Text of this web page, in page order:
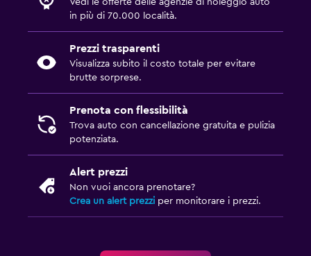
Vedi le offerte delle agenzie di noleggio auto
in più di 70.000 località.
Prezzi trasparenti
Visualizza subito il costo totale per evitare
brutte sorprese.
Prenota con flessibilità
Trova auto con cancellazione gratuita e pulizia
potenziata.
Alert prezzi
Non vuoi ancora prenotare?
Crea un alert prezzi per monitorare i prezzi.